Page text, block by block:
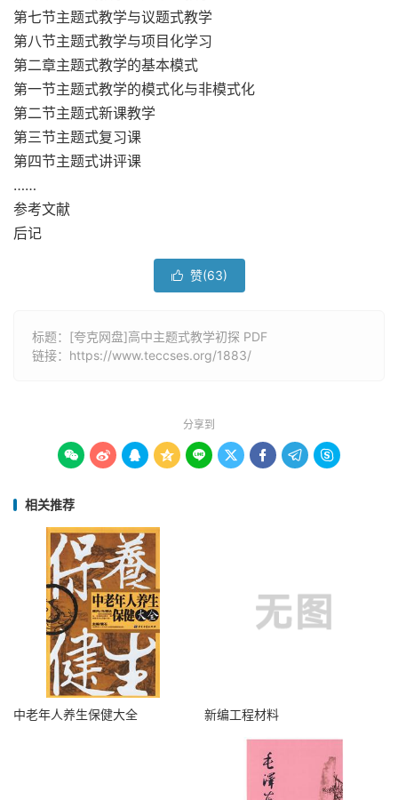
第七节主题式教学与议题式教学
第八节主题式教学与项目化学习
第二章主题式教学的基本模式
第一节主题式教学的模式化与非模式化
第二节主题式新课教学
第三节主题式复习课
第四节主题式讲评课
……
参考文献
后记
 赞(63)
标题：[夸克网盘]高中主题式教学初探 PDF
链接： https://www.teccses.org/1883/
分享到
        
相关推荐
中老年人养生保健大全 新编工程材料